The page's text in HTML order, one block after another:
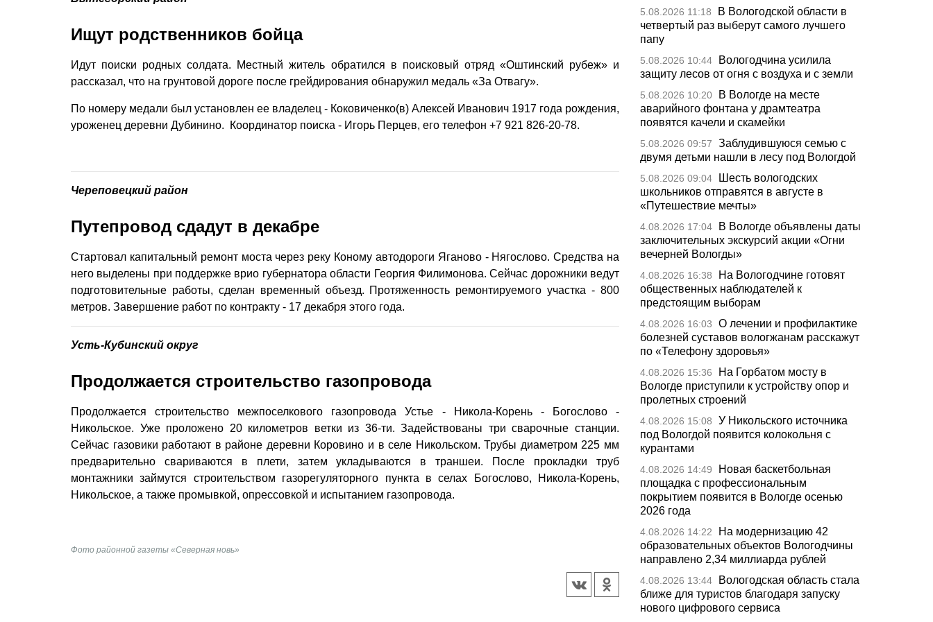
Ищут родственников бойца
Идут поиски родных солдата. Местный житель обратился в поисковый отряд «Оштинский рубеж» и
рассказал, что на грунтовой дороге после грейдирования обнаружил медаль «За Отвагу».
По номеру медали был установлен ее владелец - Коковиченко(в) Алексей Иванович 1917 года рождения,
уроженец деревни Дубинино. Координатор поиска - Игорь Перцев, его телефон +7 921 826-20-78.
Череповецкий район
Путепровод сдадут в декабре
Стартовал капитальный ремонт моста через реку Коному автодороги Яганово - Нягослово. Средства на
него выделены при поддержке врио губернатора области Георгия Филимонова. Сейчас дорожники ведут
подготовительные работы, сделан временный объезд. Протяженность ремонтируемого участка - 800
метров. Завершение работ по контракту - 17 декабря этого года.
Усть-Кубинский округ
Продолжается строительство газопровода
Продолжается строительство межпоселкового газопровода Устье - Никола-Корень - Богослово -
Никольское. Уже проложено 20 километров ветки из 36-ти. Задействованы три сварочные станции.
Сейчас газовики работают в районе деревни Коровино и в селе Никольском. Трубы диаметром 225 мм
предварительно свариваются в плети, затем укладываются в траншеи. После прокладки труб
монтажники займутся строительством газорегуляторного пункта в селах Богослово, Никола-Корень,
Никольское, а также промывкой, опрессовкой и испытанием газопровода.
Фото районной газеты «Северная новь»
5.08.2026 11:18
В Вологодской области в
четвертый раз выберут самого лучшего
папу
5.08.2026 10:44
Вологодчина усилила
защиту лесов от огня с воздуха и с земли
5.08.2026 10:20
В Вологде на месте
аварийного фонтана у драмтеатра
появятся качели и скамейки
5.08.2026 09:57
Заблудившуюся семью с
двумя детьми нашли в лесу под Вологдой
5.08.2026 09:04
Шесть вологодских
школьников отправятся в августе в
«Путешествие мечты»
4.08.2026 17:04
В Вологде объявлены даты
заключительных экскурсий акции «Огни
вечерней Вологды»
4.08.2026 16:38
На Вологодчине готовят
общественных наблюдателей к
предстоящим выборам
4.08.2026 16:03
О лечении и профилактике
болезней суставов вологжанам расскажут
по «Телефону здоровья»
4.08.2026 15:36
На Горбатом мосту в
Вологде приступили к устройству опор и
пролетных строений
4.08.2026 15:08
У Никольского источника
под Вологдой появится колокольня с
курантами
4.08.2026 14:49
Новая баскетбольная
площадка с профессиональным
покрытием появится в Вологде осенью
2026 года
4.08.2026 14:22
На модернизацию 42
образовательных объектов Вологодчины
направлено 2,34 миллиарда рублей
4.08.2026 13:44
Вологодская область стала
ближе для туристов благодаря запуску
нового цифрового сервиса